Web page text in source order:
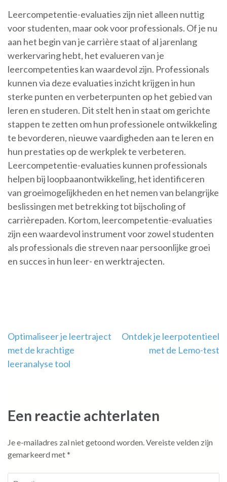
Leercompetentie-evaluaties zijn niet alleen nuttig
voor studenten, maar ook voor professionals. Of je nu
aan het begin van je carrière staat of al jarenlang
werkervaring hebt, het evalueren van je
leercompetenties kan waardevol zijn. Professionals
kunnen via deze evaluaties inzicht krijgen in hun
sterke punten en verbeterpunten op het gebied van
leren en studeren. Dit stelt hen in staat om gerichte
stappen te zetten om hun professionele ontwikkeling
te bevorderen, nieuwe vaardigheden aan te leren en
hun prestaties op de werkplek te verbeteren.
Leercompetentie-evaluaties kunnen professionals
helpen bij loopbaanontwikkeling, het identificeren
van groeimogelijkheden en het nemen van belangrijke
beslissingen met betrekking tot bijscholing of
carrièrepaden. Kortom, leercompetentie-evaluaties
zijn een waardevol instrument voor zowel studenten
als professionals die streven naar persoonlijke groei
en succes in hun leer- en werktrajecten.
Berichtnavigatie
Optimaliseer je leertraject
met de krachtige
leeranalyse tool
Ontdek je leerpotentieel
met de Lemo-test
Een reactie achterlaten
Je e-mailadres zal niet getoond worden.Vereiste velden zijn
gemarkeerd met*